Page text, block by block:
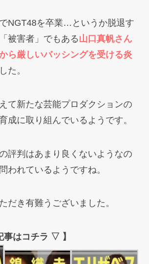
NGT48を卒業…というか脱退す
被害者」でもある山口真帆さん
ら厳しいバッシングを受ける炎
た。
て新たな芸能プロダクションの
成に取り組んでいるようです。
評判はあまり良くないようなの
われているようですね。
だき有難うございました。
事はコチラ ▽ 】